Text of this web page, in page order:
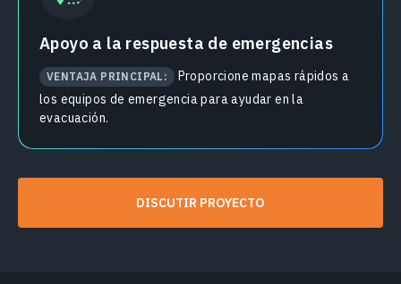
Apoyo a la respuesta de emergencias
VENTAJA PRINCIPAL:
Proporcione mapas rápidos a
los equipos de emergencia para ayudar en la
evacuación.
DISCUTIR PROYECTO